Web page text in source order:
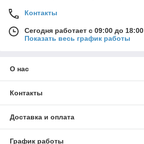
Контакты
Сегодня работает с 09:00 до 18:00
Показать весь график работы
О нас
Контакты
Доставка и оплата
График работы